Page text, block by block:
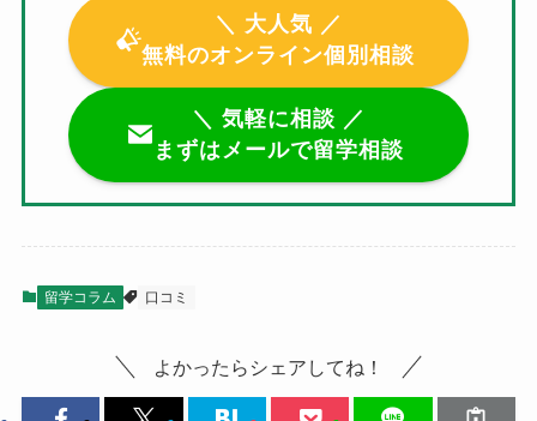
＼ 大人気 ／
無料のオンライン個別相談
＼ 気軽に相談 ／
まずはメールで留学相談
留学コラム 口コミ
よかったらシェアしてね！